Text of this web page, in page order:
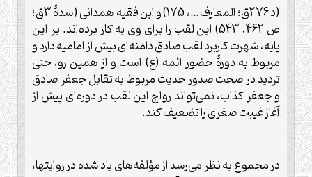
(د 276ق؛ المعارف…، 175) و ابن فقيه همدانی (سدۀ 3ق؛
ص 462، 543) اين لقب را برای وی به کار برده‌اند. بر اين
پايه، شهرت کاربرد لقب صادق دامنه‌ای بيش از اماميه دارد و
مربوط به دورۀ حضور ائمه (ع) است و از همين رو، حتى
ترديد در صحت صدور حديث مربوط به تقابل جعفر صادق
و جعفر کذاب، نمی‌تواند رواج اين لقب در دوره‌ای پيش از
آغاز غيبت صغرى را تضعيف کند.
در مجموع به نظر می‌رسد از مؤلفه‌های ياد شده در روايتها،